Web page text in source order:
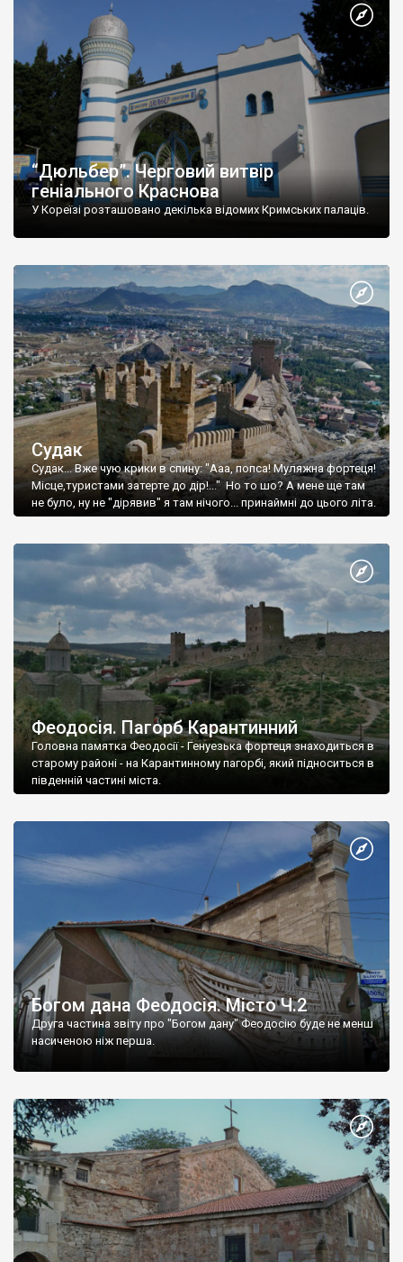
“Дюльбер”. Черговий витвір
геніального Краснова
У Кореїзі розташовано декілька відомих Кримських палаців.
Судак
Судак... Вже чую крики в спину: "Ааа, попса! Муляжна фортеця!
Місце,туристами затерте до дір!..." Но то шо? А мене ще там
не було, ну не "дірявив" я там нічого... принаймні до цього літа.
Феодосія. Пагорб Карантинний
Головна памятка Феодосії - Генуезька фортеця знаходиться в
старому районі - на Карантинному пагорбі, який підноситься в
південній частині міста.
Богом дана Феодосія. Місто Ч.2
Друга частина звіту про "Богом дану" Феодосію буде не менш
насиченою ніж перша.